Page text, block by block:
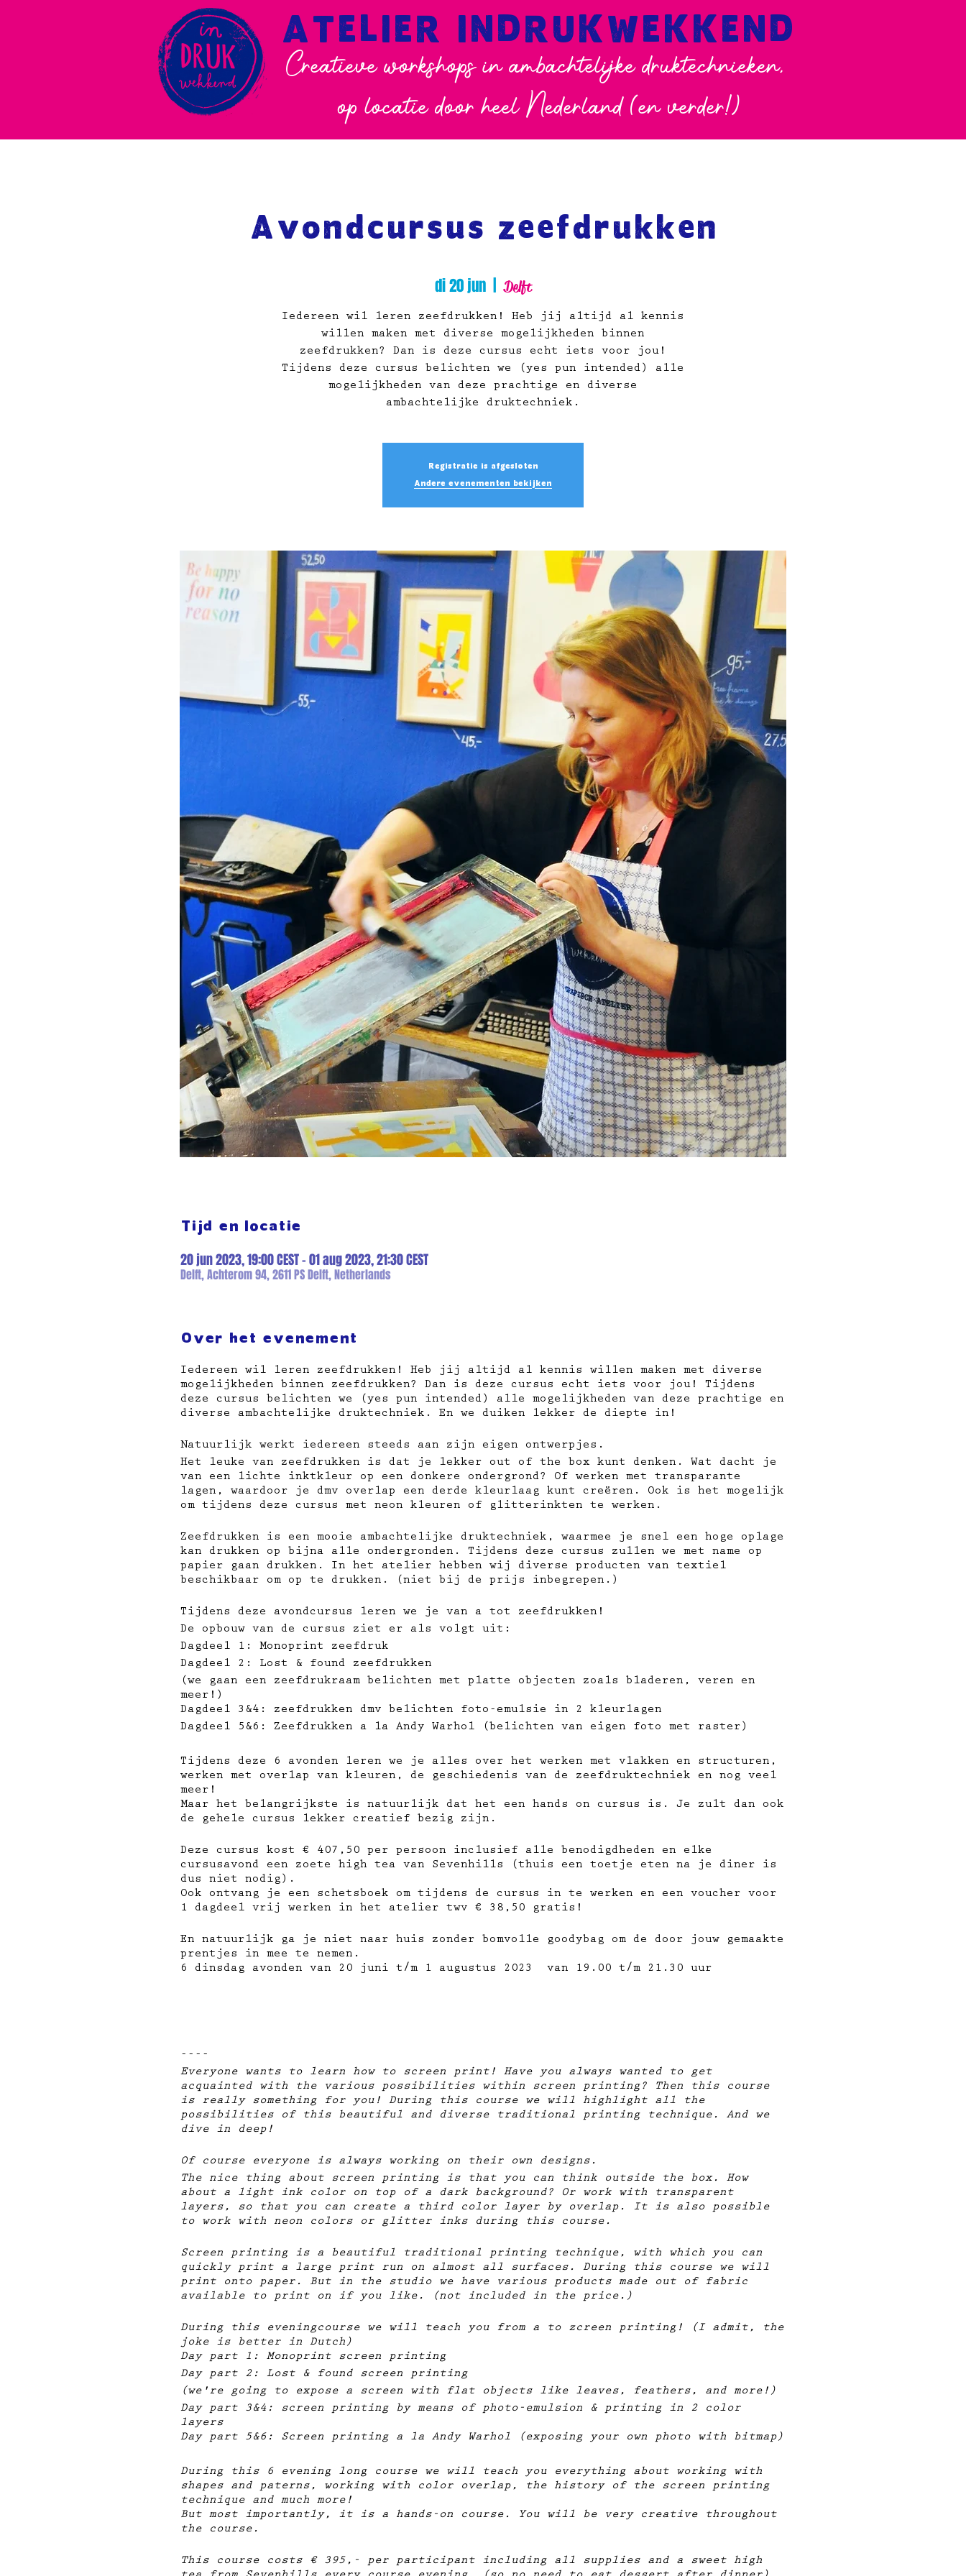
Creatieve workshops in ambachtelijke druktechnieken,
op locatie door heel Nederland (en verder!)
ATELIER INDRUKWEKKEND
Avondcursus zeefdrukken
di 20 jun
  |
Delft
Iedereen wil leren zeefdrukken! Heb jij altijd al kennis
willen maken met diverse mogelijkheden binnen
zeefdrukken? Dan is deze cursus echt iets voor jou!
Tijdens deze cursus belichten we (yes pun intended) alle
mogelijkheden van deze prachtige en diverse
ambachtelijke druktechniek.
Registratie is afgesloten
Andere evenementen bekijken
Tijd en locatie
20 jun 2023, 19:00 CEST – 01 aug 2023, 21:30 CEST
Delft, Achterom 94, 2611 PS Delft, Netherlands
Over het evenement
Iedereen wil leren zeefdrukken! Heb jij altijd al kennis willen maken met diverse
mogelijkheden binnen zeefdrukken? Dan is deze cursus echt iets voor jou! Tijdens
deze cursus belichten we (yes pun intended) alle mogelijkheden van deze prachtige en
diverse ambachtelijke druktechniek. En we duiken lekker de diepte in!
Natuurlijk werkt iedereen steeds aan zijn eigen ontwerpjes.
Het leuke van zeefdrukken is dat je lekker out of the box kunt denken. Wat dacht je
van een lichte inktkleur op een donkere ondergrond? Of werken met transparante
lagen, waardoor je dmv overlap een derde kleurlaag kunt creëren. Ook is het mogelijk
om tijdens deze cursus met neon kleuren of glitterinkten te werken.
Zeefdrukken is een mooie ambachtelijke druktechniek, waarmee je snel een hoge oplage
kan drukken op bijna alle ondergronden. Tijdens deze cursus zullen we met name op
papier gaan drukken. In het atelier hebben wij diverse producten van textiel
beschikbaar om op te drukken. (niet bij de prijs inbegrepen.)
Tijdens deze avondcursus leren we je van a tot zeefdrukken!
De opbouw van de cursus ziet er als volgt uit:
Dagdeel 1: Monoprint zeefdruk
Dagdeel 2: Lost & found zeefdrukken
(we gaan een zeefdrukraam belichten met platte objecten zoals bladeren, veren en
meer!)
Dagdeel 3&4: zeefdrukken dmv belichten foto-emulsie in 2 kleurlagen
Dagdeel 5&6: Zeefdrukken a la Andy Warhol (belichten van eigen foto met raster)
Tijdens deze 6 avonden leren we je alles over het werken met vlakken en structuren,
werken met overlap van kleuren, de geschiedenis van de zeefdruktechniek en nog veel
meer!
Maar het belangrijkste is natuurlijk dat het een hands on cursus is. Je zult dan ook
de gehele cursus lekker creatief bezig zijn.
Deze cursus kost € 407,50 per persoon inclusief alle benodigdheden en elke
cursusavond een zoete high tea van Sevenhills (thuis een toetje eten na je diner is
dus niet nodig).
Ook ontvang je een schetsboek om tijdens de cursus in te werken en een voucher voor
1 dagdeel vrij werken in het atelier twv € 38,50 gratis!
En natuurlijk ga je niet naar huis zonder bomvolle goodybag om de door jouw gemaakte
prentjes in mee te nemen.
6 dinsdag avonden van 20 juni t/m 1 augustus 2023 van 19.00 t/m 21.30 uur
----
Everyone wants to learn how to screen print! Have you always wanted to get
acquainted with the various possibilities within screen printing? Then this course
is really something for you! During this course we will highlight all the
possibilities of this beautiful and diverse traditional printing technique. And we
dive in deep!
Of course everyone is always working on their own designs.
The nice thing about screen printing is that you can think outside the box. How
about a light ink color on top of a dark background? Or work with transparent
layers, so that you can create a third color layer by overlap. It is also possible
to work with neon colors or glitter inks during this course.
Screen printing is a beautiful traditional printing technique, with which you can
quickly print a large print run on almost all surfaces. During this course we will
print onto paper. But in the studio we have various products made out of fabric
available to print on if you like. (not included in the price.)
During this eveningcourse we will teach you from a to zcreen printing! (I admit, the
joke is better in Dutch)
Day part 1: Monoprint screen printing
Day part 2: Lost & found screen printing
(we're going to expose a screen with flat objects like leaves, feathers, and more!)
Day part 3&4: screen printing by means of photo-emulsion & printing in 2 color
layers
Day part 5&6: Screen printing a la Andy Warhol (exposing your own photo with bitmap)
During this 6 evening long course we will teach you everything about working with
shapes and paterns, working with color overlap, the history of the screen printing
technique and much more!
But most importantly, it is a hands-on course. You will be very creative throughout
the course.
This course costs € 395,- per participant including all supplies and a sweet high